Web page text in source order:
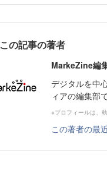
この記事の著者
MarkeZine編
デジタルを中
ィアの編集部
※プロフィールは、
この著者の最